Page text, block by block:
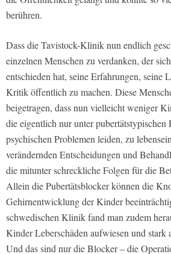
berühren.
Dass die Tavistock-Klinik nun endlich
einzelnen Menschen zu verdanken, der
entschieden hat, seine Erfahrungen, seine
Kritik öffentlich zu machen. Diese
beigetragen, dass nun vielleicht weniger
die eigentlich nur unter
psychischen Problemen leiden, zu
verändernden Entscheidungen und
die mitunter schreckliche Folgen für die
Allein die Pubertätsblocker können die
Gehirnentwicklung der Kinder
schwedischen Klinik fand man zudem
Kinder Leberschäden aufwiesen und stark
Und das sind nur die Blocker – die